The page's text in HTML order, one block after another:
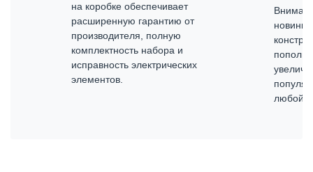
на коробке обеспечивает
расширенную гарантию от
производителя, полную
комплектность набора и
исправность электрических
элементов.
любой